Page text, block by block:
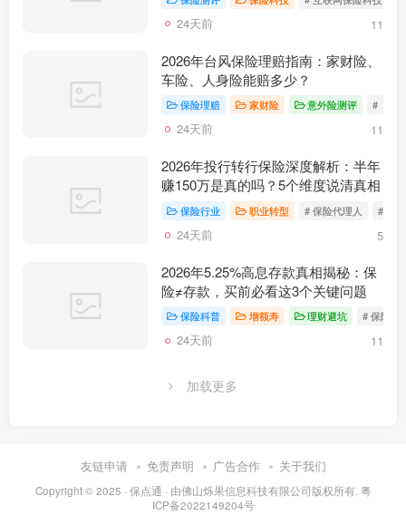
24天前 11
2026年台风保险理赔指南：家财险、
车险、人身险能赔多少？
保险理赔 家财险 意外险测评 # 摩
24天前 11
2026年投行转行保险深度解析：半年
赚150万是真的吗？5个维度说清真相
保险行业 职业转型 # 保险代理人 # 投
24天前 5
2026年5.25%高息存款真相揭秘：保
险≠存款，买前必看这3个关键问题
保险科普 增额寿 理财避坑 # 保险避
24天前 11
加载更多
友链申请 免责声明 广告合作 关于我们
Copyright © 2025 · 保点通 · 由佛山烁果信息科技有限公司版权所有. 粤
ICP备2022149204号